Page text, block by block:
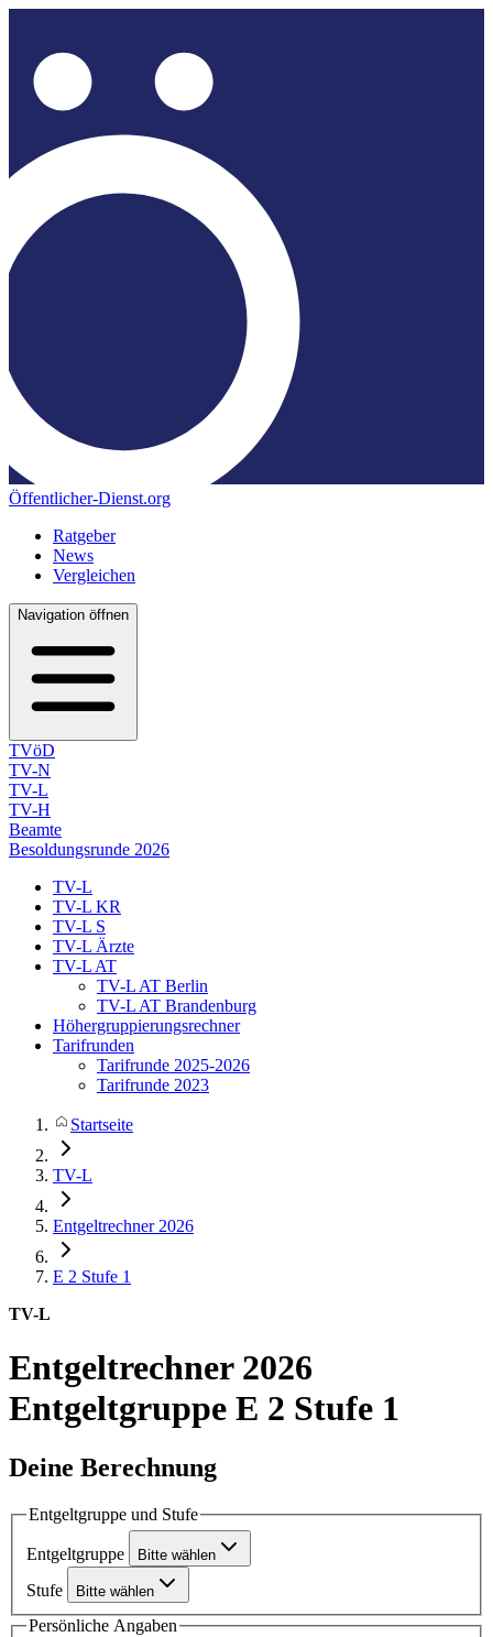
Öffentlicher-Dienst.org
Ratgeber
News
Vergleichen
Navigation öffnen
TVöD
TV-N
TV-L
TV-H
Beamte
Besoldungsrunde 2026
TV-L
TV-L KR
TV-L S
TV-L Ärzte
TV-L AT
TV-L AT Berlin
TV-L AT Brandenburg
Höhergruppierungsrechner
Tarifrunden
Tarifrunde 2025-2026
Tarifrunde 2023
Startseite
TV-L
Entgeltrechner 2026
E 2 Stufe 1
TV-L
Entgeltrechner 2026
Entgeltgruppe E 2 Stufe 1
Deine Berechnung
Entgeltgruppe und Stufe
Entgeltgruppe Bitte wählen
Stufe Bitte wählen
Persönliche Angaben